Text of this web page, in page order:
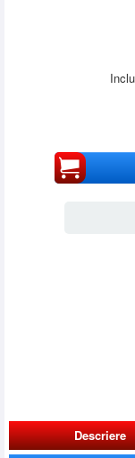
Descriere